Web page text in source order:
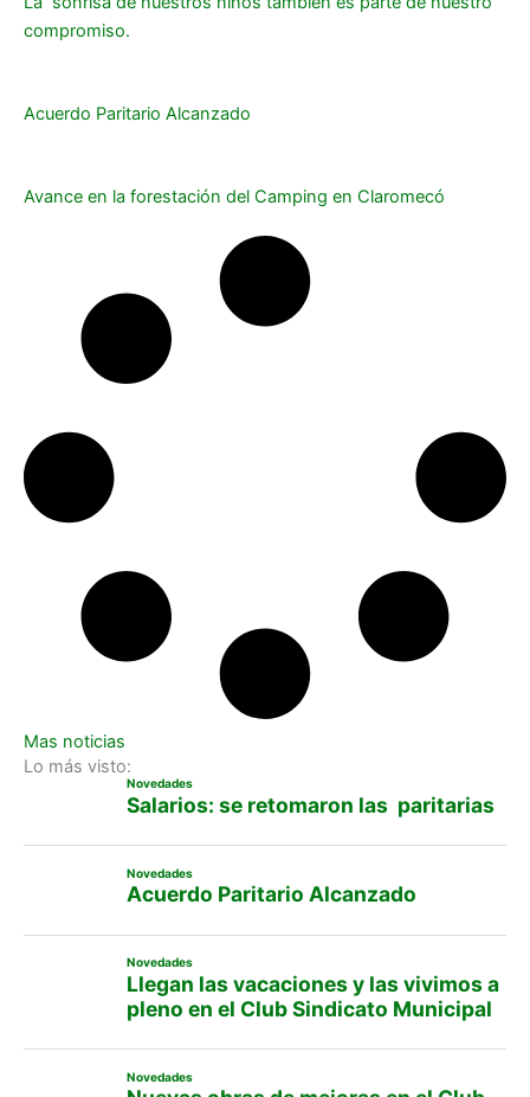
compromiso.
Acuerdo Paritario Alcanzado
Avance en la forestación del Camping en Claromecó
Mas noticias
Lo más visto:
Novedades
Salarios: se retomaron las paritarias
Novedades
Acuerdo Paritario Alcanzado
Novedades
Llegan las vacaciones y las vivimos a
pleno en el Club Sindicato Municipal
Novedades